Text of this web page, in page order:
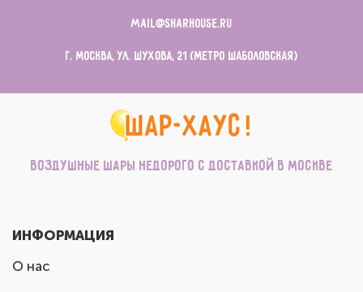
mail@sharhouse.ru
г. Москва, ул. Шухова, 21 (метро Шаболовская)
Воздушные шары недорого с доставкой в Москве
ИНФОРМАЦИЯ
О нас